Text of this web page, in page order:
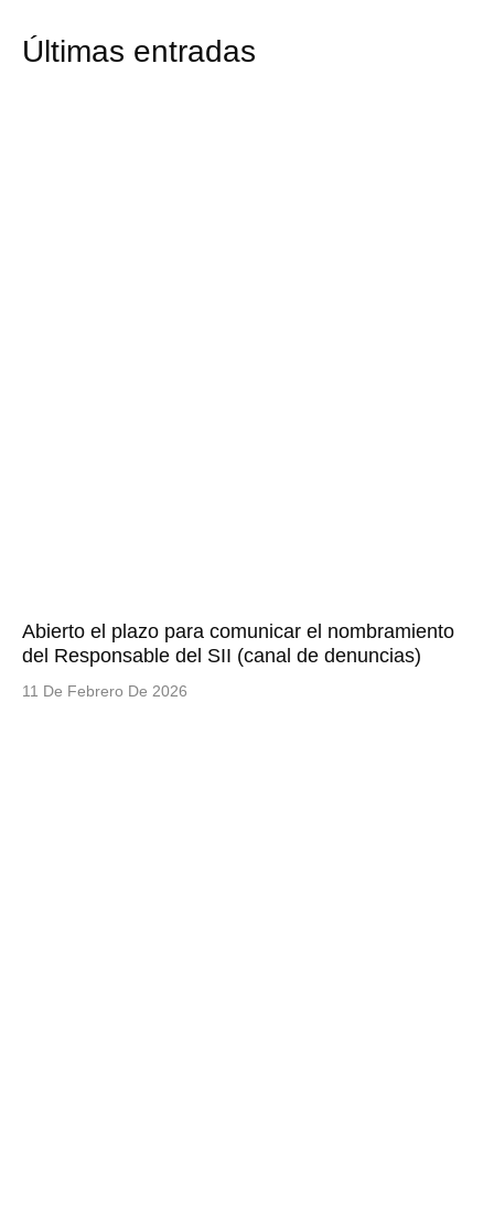
Últimas entradas
Abierto el plazo para comunicar el nombramiento
del Responsable del SII (canal de denuncias)
11 De Febrero De 2026